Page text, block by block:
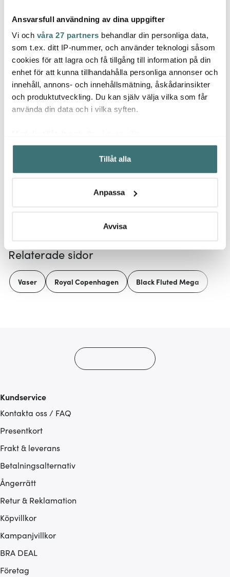
Ansvarsfull användning av dina uppgifter
Vi och våra 27 partners behandlar din personliga data,
som t.ex. ditt IP-nummer, och använder teknologi såsom
cookies för att lagra och få tillgång till information på din
enhet för att kunna tillhandahålla personliga annonser och
innehåll, annons- och innehållsmätning, åskådarinsikter
och produktutveckling. Du kan själv välja vilka som får
använda din data och i vilka syften.
Samla in information om din geografiska plats som
kan ha en noggrannhet på upp till flera meter
Identifiera din enhet genom att aktivt skanna den för
Ta reda på mer om hur dina personliga uppgifter
Du kan ändra eller dra tillbaka ditt samtycke när som
Vi använder cookies för att innehållet och annonserna
ska anpassas efter det som vi tror att du tycker om. Det
gör också att vi kan analysera vår trafik och göra
Tillåt alla
Anpassa
Avvisa
Royal Copenhagen
Star Fluted Christmas
Tallrik 27 cm
949 kr
Royal Copenhagen
Blue Fluted Mega
Kanna med lock 1,1 L
2929 kr
Låt dig inspireras av våra kunder
Relaterade sidor
Vaser Royal Copenhagen Black Fluted Mega
Kundservice
Kontakta oss / FAQ
Presentkort
Frakt & leverans
Betalningsalternativ
Ångerrätt
Retur & Reklamation
Köpvillkor
Kampanjvillkor
BRA DEAL
Företag